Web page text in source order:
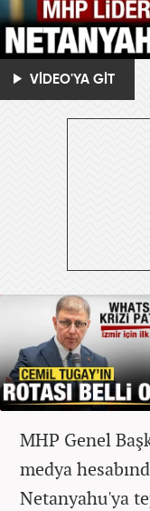
VİDEO'YA GİT
MHP Genel
medya
Netanyahu'ya